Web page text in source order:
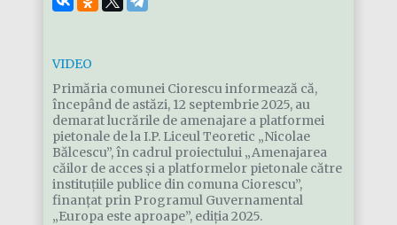
VIDEO
Primăria comunei Ciorescu informează că,
începând de astăzi, 12 septembrie 2025, au
demarat lucrările de amenajare a platformei
pietonale de la I.P. Liceul Teoretic „Nicolae
Bălcescu”, în cadrul proiectului „Amenajarea
căilor de acces și a platformelor pietonale către
instituțiile publice din comuna Ciorescu”,
finanțat prin Programul Guvernamental
„Europa este aproape”, ediția 2025.